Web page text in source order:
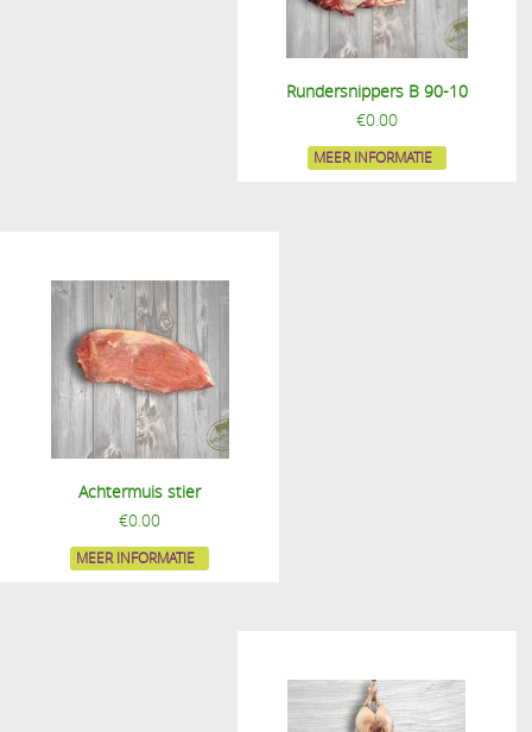
Rundersnippers B 90-10
€0.00
MEER INFORMATIE
Achtermuis stier
€0.00
MEER INFORMATIE